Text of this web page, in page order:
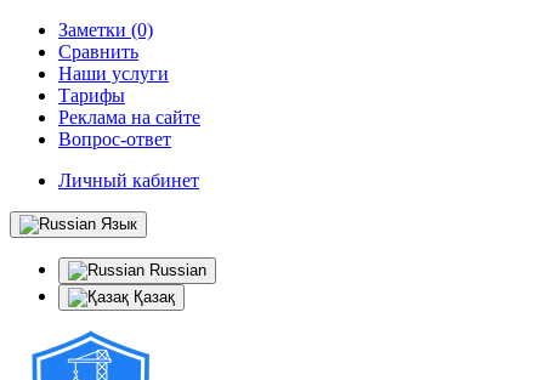
Заметки (0)
Сравнить
Наши услуги
Тарифы
Реклама на сайте
Вопрос-ответ
Личный кабинет
Язык
Russian
Қазақ